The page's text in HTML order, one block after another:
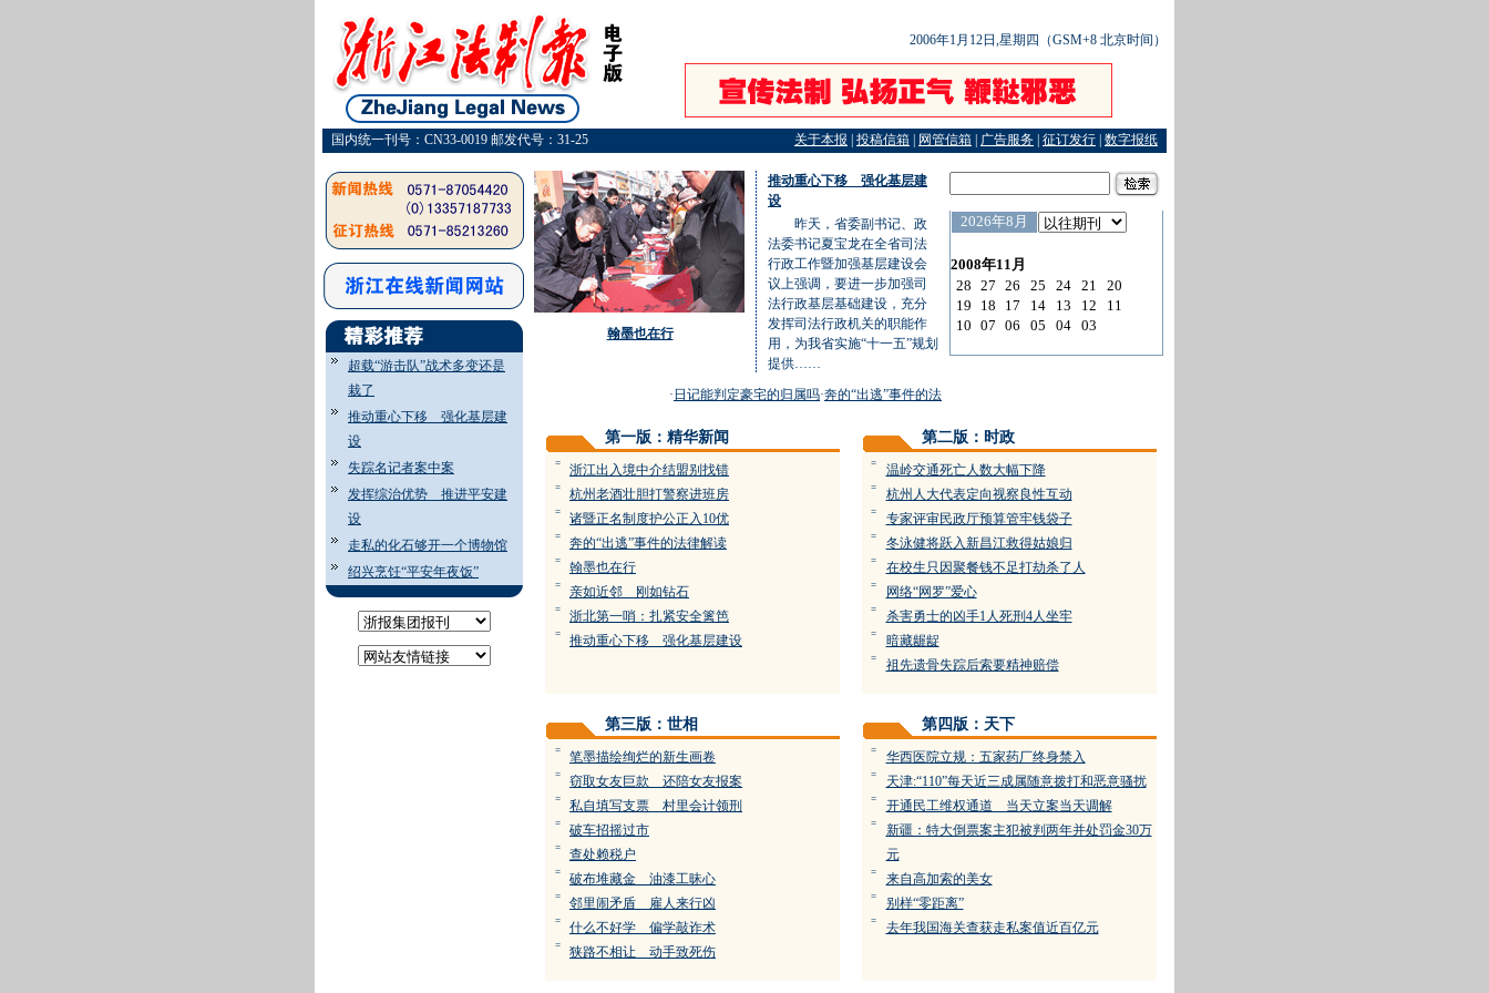
2006年1月12日,星期四（GSM+8 北京时间）
国内统一刊号：CN33-0019 邮发代号：31-25 关于本报 投稿信箱 网管信箱 广告服务 征订发行 数字报纸
超载“游击队”战术多变还是
栽了
推动重心下移 强化基层建
设
失踪名记者案中案
发挥综治优势 推进平安建
设
走私的化石够开一个博物馆
绍兴烹饪“平安年夜饭”
翰墨也在行
推动重心下移 强化基层建
设
昨天，省委副书记、政
法委书记夏宝龙在全省司法
行政工作暨加强基层建设会
议上强调，要进一步加强司
法行政基层基础建设，充分
发挥司法行政机关的职能作
用，为我省实施“十一五”规划
提供……
日记能判定豪宅的归属吗·奔的“出逃”事件的法律解读
第一版：精华新闻
= 浙江出入境中介结盟别找错
= 杭州老酒壮胆打警察进班房
= 诸暨正名制度护公正入10优
= 奔的“出逃”事件的法律解读
= 翰墨也在行
= 亲如近邻 刚如钻石
= 浙北第一哨：扎紧安全篱笆
= 推动重心下移 强化基层建设
第二版：时政
= 温岭交通死亡人数大幅下降
= 杭州人大代表定向视察良性互动
= 专家评审民政厅预算管牢钱袋子
= 冬泳健将跃入新昌江救得姑娘归
= 在校生只因聚餐钱不足打劫杀了人
= 网络“网罗”爱心
= 杀害勇士的凶手1人死刑4人坐牢
= 暗藏龌龊
= 祖先遗骨失踪后索要精神赔偿
第三版：世相
= 笔墨描绘绚烂的新生画卷
= 窃取女友巨款 还陪女友报案
= 私自填写支票 村里会计领刑
= 破车招摇过市
= 查处赖税户
= 破布堆藏金 油漆工昧心
= 邻里闹矛盾 雇人来行凶
= 什么不好学 偏学敲诈术
= 狭路不相让 动手致死伤
第四版：天下
= 华西医院立规：五家药厂终身禁入
= 天津:“110”每天近三成属随意拨打和恶意骚扰
= 开通民工维权通道 当天立案当天调解
=
新疆：特大倒票案主犯被判两年并处罚金30万
元
= 来自高加索的美女
= 别样“零距离”
= 去年我国海关查获走私案值近百亿元